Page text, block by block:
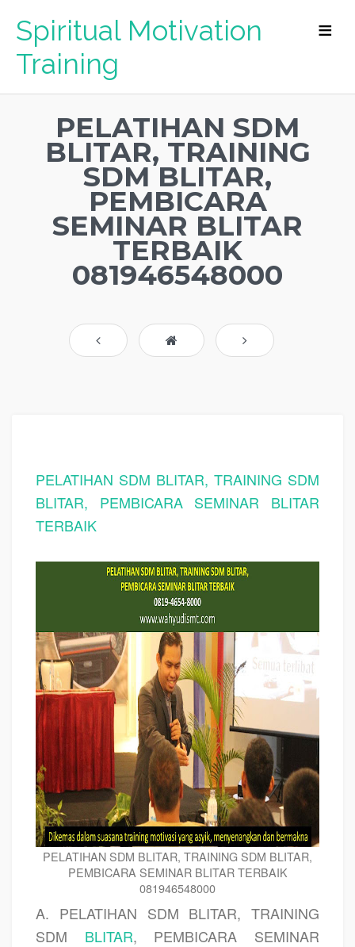
Spiritual Motivation
Training
PELATIHAN SDM
BLITAR, TRAINING
SDM BLITAR,
PEMBICARA
SEMINAR BLITAR
TERBAIK
081946548000
PELATIHAN SDM BLITAR, TRAINING SDM
BLITAR, PEMBICARA SEMINAR BLITAR
TERBAIK
PELATIHAN SDM BLITAR, TRAINING SDM BLITAR,
PEMBICARA SEMINAR BLITAR TERBAIK
081946548000
A. PELATIHAN SDM BLITAR, TRAINING
SDM BLITAR, PEMBICARA SEMINAR